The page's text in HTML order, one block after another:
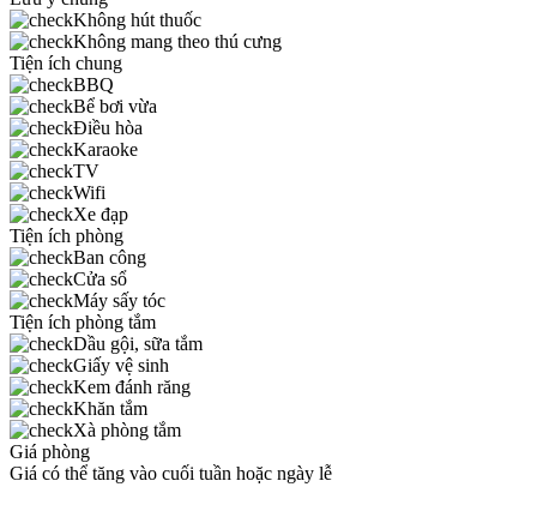
Không hút thuốc
Không mang theo thú cưng
Tiện ích chung
BBQ
Bể bơi vừa
Điều hòa
Karaoke
TV
Wifi
Xe đạp
Tiện ích phòng
Ban công
Cửa sổ
Máy sấy tóc
Tiện ích phòng tắm
Dầu gội, sữa tắm
Giấy vệ sinh
Kem đánh răng
Khăn tắm
Xà phòng tắm
Giá phòng
Giá có thể tăng vào cuối tuần hoặc ngày lễ